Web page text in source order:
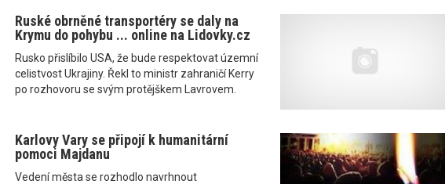
Ruské obrněné transportéry se daly na
Krymu do pohybu ... online na Lidovky.cz
Rusko přislíbilo USA, že bude respektovat územní
celistvost Ukrajiny. Řekl to ministr zahraničí Kerry
po rozhovoru se svým protějškem Lavrovem.
Karlovy Vary se připojí k humanitární
pomoci Majdanu
Vedení města se rozhodlo navrhnout